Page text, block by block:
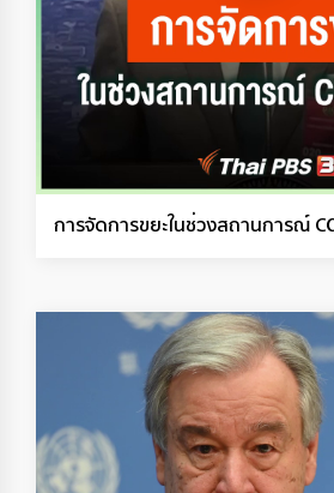
การจัดการขยะในช่วงสถานการณ์